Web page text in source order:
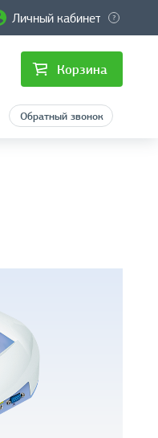
Личный кабинет
Корзина
Обратный звонок